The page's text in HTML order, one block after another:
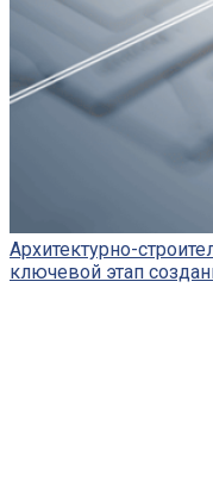
Архитектурно-
ключевой этап